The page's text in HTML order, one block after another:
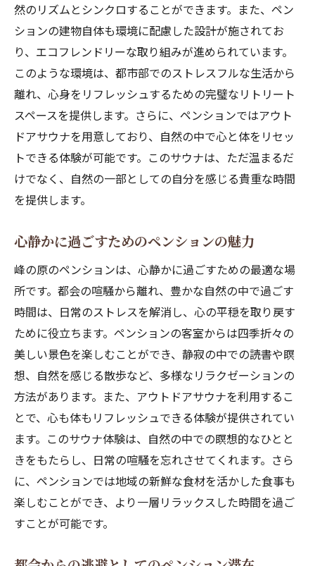
然のリズムとシンクロすることができます。また、ペン
ションの建物自体も環境に配慮した設計が施されてお
り、エコフレンドリーな取り組みが進められています。
このような環境は、都市部でのストレスフルな生活から
離れ、心身をリフレッシュするための完璧なリトリート
スペースを提供します。さらに、ペンションではアウト
ドアサウナを用意しており、自然の中で心と体をリセッ
トできる体験が可能です。このサウナは、ただ温まるだ
けでなく、自然の一部としての自分を感じる貴重な時間
を提供します。
心静かに過ごすためのペンションの魅力
峰の原のペンションは、心静かに過ごすための最適な場
所です。都会の喧騒から離れ、豊かな自然の中で過ごす
時間は、日常のストレスを解消し、心の平穏を取り戻す
ために役立ちます。ペンションの客室からは四季折々の
美しい景色を楽しむことができ、静寂の中での読書や瞑
想、自然を感じる散歩など、多様なリラクゼーションの
方法があります。また、アウトドアサウナを利用するこ
とで、心も体もリフレッシュできる体験が提供されてい
ます。このサウナ体験は、自然の中での瞑想的なひとと
きをもたらし、日常の喧騒を忘れさせてくれます。さら
に、ペンションでは地域の新鮮な食材を活かした食事も
楽しむことができ、より一層リラックスした時間を過ご
すことが可能です。